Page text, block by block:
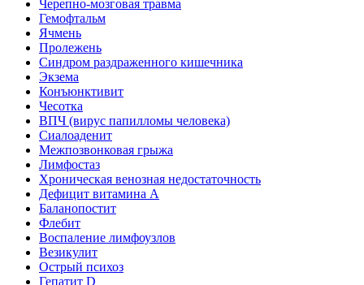
Черепно-мозговая травма
Гемофтальм
Ячмень
Пролежень
Синдром раздраженного кишечника
Экзема
Конъюнктивит
Чесотка
ВПЧ (вирус папилломы человека)
Сиалоаденит
Межпозвонковая грыжа
Лимфостаз
Хроническая венозная недостаточность
Дефицит витамина А
Баланопостит
Флебит
Воспаление лимфоузлов
Везикулит
Острый психоз
Гепатит D